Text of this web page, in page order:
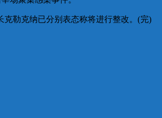
勒克纳已分别表态称将进行整改。(完)